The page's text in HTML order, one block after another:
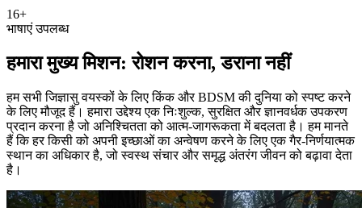
16+
भाषाएं उपलब्ध
हमारा मुख्य मिशन: रोशन करना, डराना नहीं
हम सभी जिज्ञासु वयस्कों के लिए किंक और BDSM की दुनिया को स्पष्ट करने
के लिए मौजूद हैं। हमारा उद्देश्य एक निःशुल्क, सुरक्षित और ज्ञानवर्धक उपकरण
प्रदान करना है जो अनिश्चितता को आत्म-जागरूकता में बदलता है। हम मानते
हैं कि हर किसी को अपनी इच्छाओं का अन्वेषण करने के लिए एक गैर-निर्णयात्मक
स्थान का अधिकार है, जो स्वस्थ संचार और समृद्ध अंतरंग जीवन को बढ़ावा देता
है।